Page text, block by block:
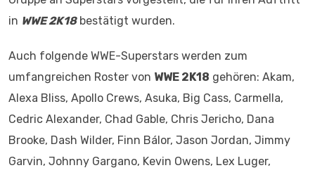
in WWE 2K18bestätigt wurden.
Auch folgende WWE-Superstars werden zum
umfangreichen Roster von WWE 2K18 gehören: Akam,
Alexa Bliss, Apollo Crews, Asuka, Big Cass, Carmella,
Cedric Alexander, Chad Gable, Chris Jericho, Dana
Brooke, Dash Wilder, Finn Bálor, Jason Jordan, Jimmy
Garvin, Johnny Gargano, Kevin Owens, Lex Luger,